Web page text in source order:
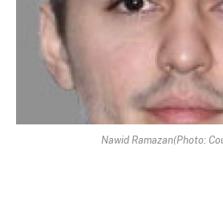
Nawid Ramazan(Photo: